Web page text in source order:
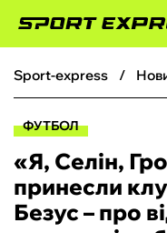
ФУТБОЛ
БОКС
sport-express
ФУТБОЛ
«Я, Селін,
принесли
Безус – про